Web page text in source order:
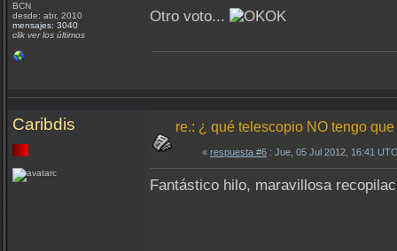
BCN
desde: abr, 2010
mensajes: 3040
clik ver los últimos
Otro voto...
Caribdis re.: ¿ qué telescopio NO tengo
« respuesta #6 : Jue, 05 Jul 2012, 16:41
Fantástico hilo, maravillosa